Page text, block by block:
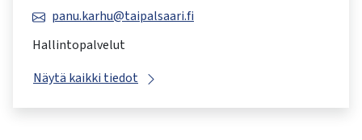
panu.karhu@taipalsaari.fi
Hallintopalvelut
Näytä kaikki tiedot